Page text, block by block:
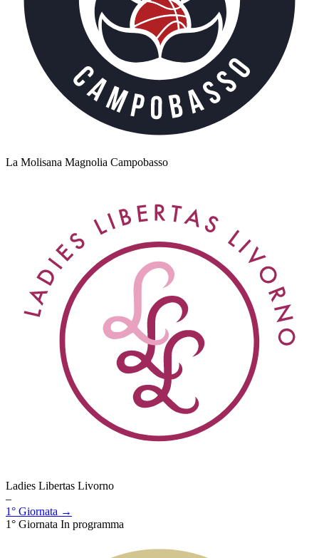
La Molisana Magnolia Campobasso
Ladies Libertas Livorno
–
1° Giornata →
1° Giornata In programma